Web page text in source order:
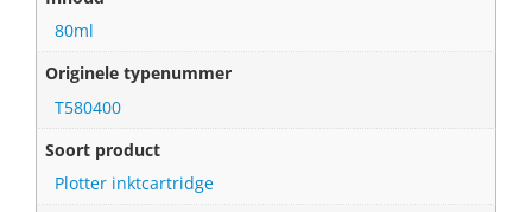
80ml
Originele typenummer
T580400
Soort product
Plotter inktcartridge